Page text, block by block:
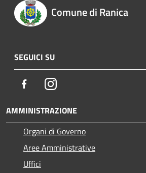
Comune di Ranica
SEGUICI SU
FacebookInstagram
AMMINISTRAZIONE
Organi di Governo
Aree Amministrative
Uffici